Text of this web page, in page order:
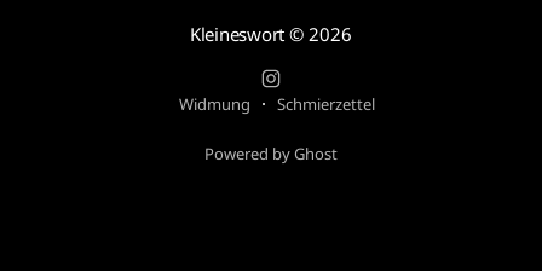
Kleineswort © 2026
Widmung Schmierzettel
Powered by Ghost